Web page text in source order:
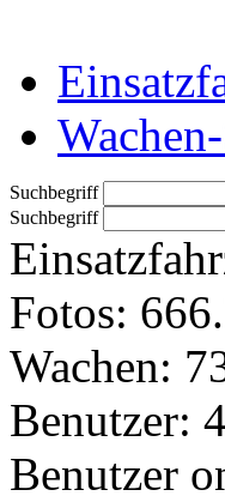
Suchbegriff
Suchbegriff
Fotos:
Wachen:
Benutzer:
Benutzer